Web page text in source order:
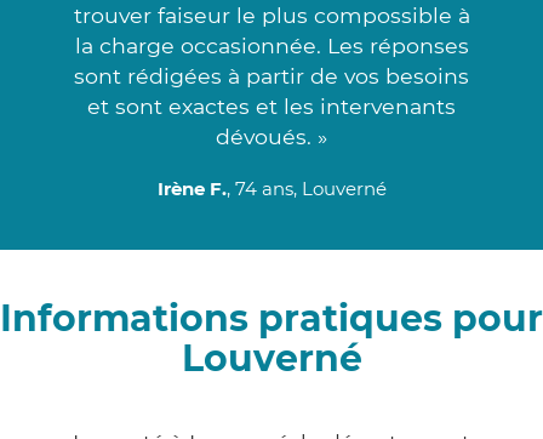
trouver faiseur le plus compossible à
la charge occasionnée. Les réponses
sont rédigées à partir de vos besoins
et sont exactes et les intervenants
dévoués. »
Irène F., 74 ans, Louverné
Informations pratiques pour
Louverné